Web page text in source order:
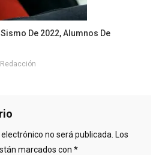
De 2022, Alumnos De
Redacción
no será publicada. Los
marcados con *